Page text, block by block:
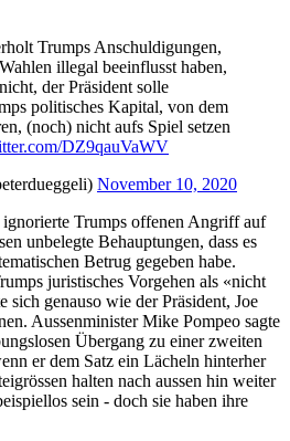
Trumps Anschuldigungen,
illegal beeinflusst haben,
der Präsident solle
politisches Kapital, von dem
(noch) nicht aufs Spiel setzen
DZ9qauVaWV
November 10, 2020
Trumps offenen Angriff auf
unbelegte Behauptungen, dass es
Betrug gegeben habe.
juristisches Vorgehen als «nicht
genauso wie der Präsident, Joe
Aussenminister Mike Pompeo sagte
Übergang zu einer zweiten
er dem Satz ein Lächeln hinterher
halten nach aussen hin weiter
sein - doch sie haben ihre